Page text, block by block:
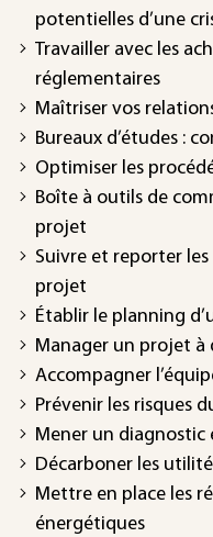
potentielles d’une
Travailler avec les
réglementaires
Maîtriser vos
Bureaux d’études :
Optimiser les
Boîte à outils de
projet
Suivre et reporter
projet
Établir le planning
Manager un projet à
Accompagner
Prévenir les risques
Mener un diagnostic
Décarboner les
Mettre en place les
énergétiques